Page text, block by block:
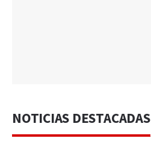
NOTICIAS DESTACADAS